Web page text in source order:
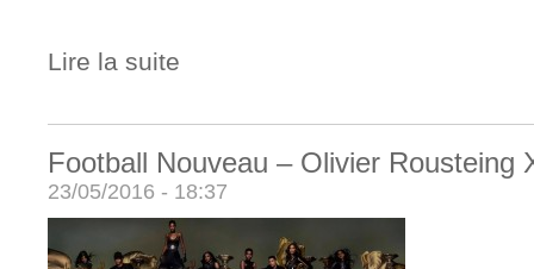
Lire la suite
Football Nouveau – Olivier Rousteing
23/05/2016 - 18:37